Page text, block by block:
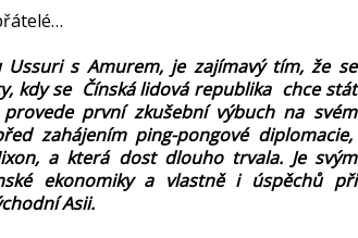
s Amurem, je zajímavý tím, že se
kdy se Čínská lidová republika chce stát
první zkušební výbuch na svém
zahájením ping-pongové diplomacie,
a která dost dlouho trvala. Je svým
ekonomiky a vlastně i úspěchů při
Asii.